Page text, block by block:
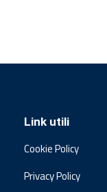
Link utili
Cookie Policy
Privacy Policy